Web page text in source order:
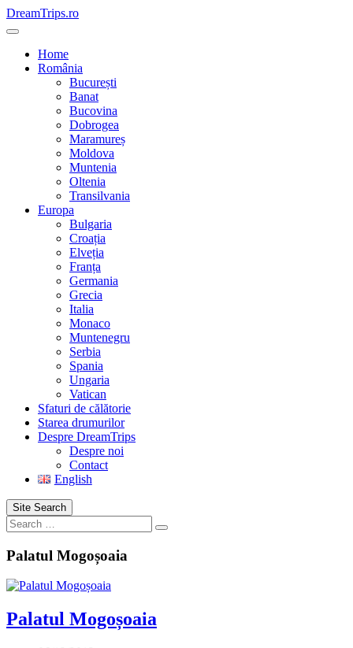
Skip
to
DreamTrips.ro
Home
România
București
Banat
Bucovina
Dobrogea
Maramureș
Moldova
Muntenia
Oltenia
Transilvania
Europa
Bulgaria
Croația
Elveția
Franța
Germania
Grecia
Italia
Monaco
Muntenegru
Serbia
Spania
Ungaria
Vatican
Sfaturi de călătorie
Starea drumurilor
Despre DreamTrips
Despre noi
Contact
English
Site Search
Search
Palatul Mogoșoaia
Palatul Mogoșoaia